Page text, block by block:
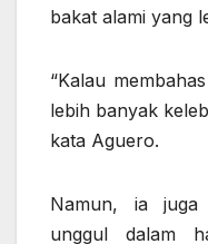
bakat alami yang
“Kalau
lebih banyak
kata Aguero.
Namun, ia juga
unggul dalam